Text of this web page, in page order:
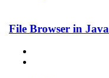
File Browser in Java